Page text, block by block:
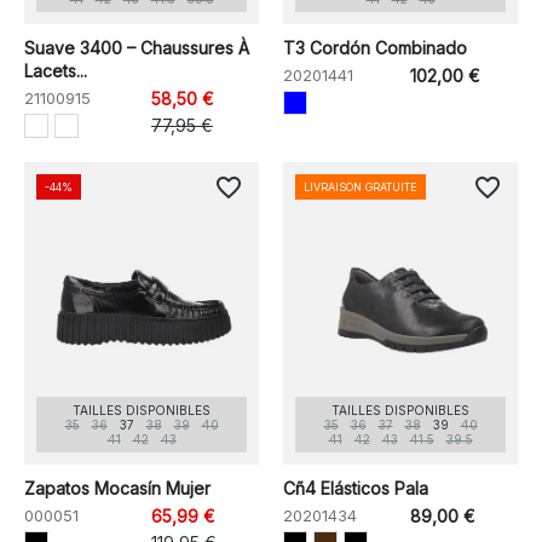
Suave 3400 – Chaussures À
Lacets...
21100915
58,50 €
77,95 €
T3 Cordón Combinado
20201441 102,00 €
TAILLES DISPONIBLES
35
36 37 38 39
40
41
42 43
Zapatos Mocasín Mujer
000051
65,99 €
-44% favorite_border
TAILLES DISPONIBLES
35
36 37 38 39
40
41
42 43 41.5 39.5
Cñ4 Elásticos Pala
20201434 89,00 €
LIVRAISON GRATUITE favorite_border